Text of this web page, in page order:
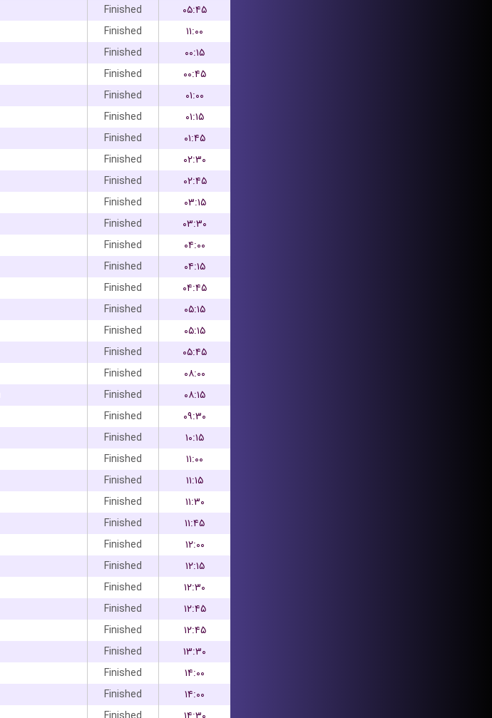
Finished
۰۵:۴۵
Finished
۱۱:۰۰
Finished
۰۰:۱۵
Finished
۰۰:۴۵
Finished
۰۱:۰۰
Finished
۰۱:۱۵
Finished
۰۱:۴۵
Finished
۰۲:۳۰
Finished
۰۲:۴۵
Finished
۰۳:۱۵
Finished
۰۳:۳۰
Finished
۰۴:۰۰
Finished
۰۴:۱۵
Finished
۰۴:۴۵
Finished
۰۵:۱۵
Finished
۰۵:۱۵
Finished
۰۵:۴۵
Finished
۰۸:۰۰
Finished
۰۸:۱۵
Finished
۰۹:۳۰
Finished
۱۰:۱۵
Finished
۱۱:۰۰
Finished
۱۱:۱۵
Finished
۱۱:۳۰
Finished
۱۱:۴۵
Finished
۱۲:۰۰
Finished
۱۲:۱۵
Finished
۱۲:۳۰
Finished
۱۲:۴۵
Finished
۱۲:۴۵
Finished
۱۳:۳۰
Finished
۱۴:۰۰
Finished
۱۴:۰۰